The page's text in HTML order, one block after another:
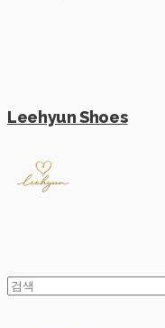
Leehyun Shoes